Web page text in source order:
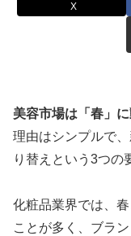
X
美容市場は「春」に
理由はシンプルで
り替えという3つの
化粧品業界では、
ことが多く、ブラ